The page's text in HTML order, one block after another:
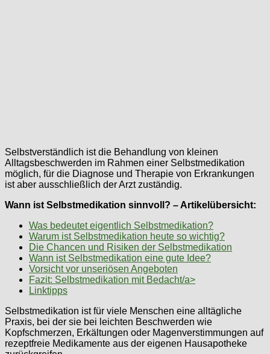
Selbstverständlich ist die Behandlung von kleinen
Alltagsbeschwerden im Rahmen einer Selbstmedikation
möglich, für die Diagnose und Therapie von Erkrankungen
ist aber ausschließlich der Arzt zuständig.
Wann ist Selbstmedikation sinnvoll? – Artikelübersicht:
Was bedeutet eigentlich Selbstmedikation?
Warum ist Selbstmedikation heute so wichtig?
Die Chancen und Risiken der Selbstmedikation
Wann ist Selbstmedikation eine gute Idee?
Vorsicht vor unseriösen Angeboten
Fazit: Selbstmedikation mit Bedacht/a>
Linktipps
Selbstmedikation ist für viele Menschen eine alltägliche
Praxis, bei der sie bei leichten Beschwerden wie
Kopfschmerzen, Erkältungen oder Magenverstimmungen auf
rezeptfreie Medikamente aus der eigenen Hausapotheke